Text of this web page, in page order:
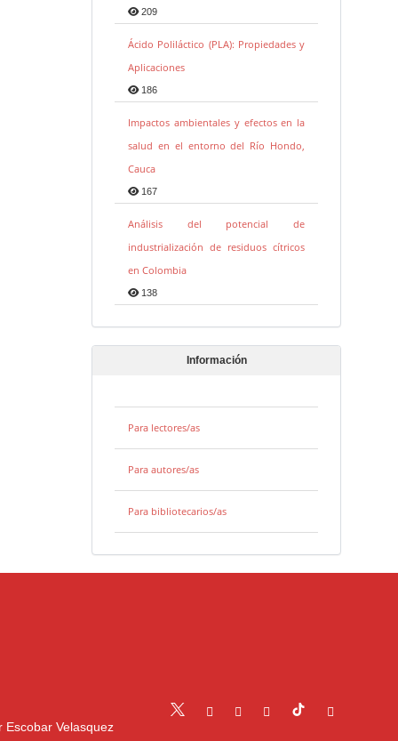
209
Ácido Poliláctico (PLA): Propiedades y
Aplicaciones
186
Impactos ambientales y efectos en la
salud en el entorno del Río Hondo,
Cauca
167
Análisis del potencial de
industrialización de residuos cítricos
en Colombia
138
Información
Para lectores/as
Para autores/as
Para bibliotecarios/as
Escobar Velasquez